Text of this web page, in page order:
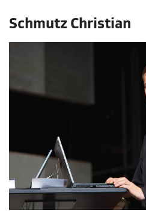
Schmutz Christian